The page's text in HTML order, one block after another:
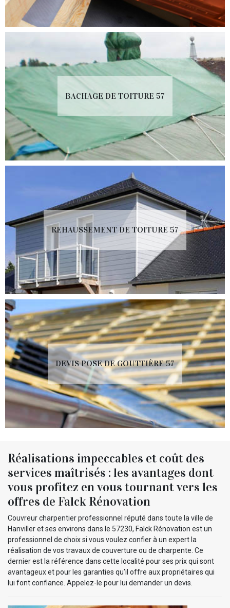
BACHAGE DE TOITURE 57
REHAUSSEMENT DE TOITURE 57
DEVIS POSE DE GOUTTIÈRE 57
Réalisations impeccables et coût des
services maîtrisés : les avantages dont
vous profitez en vous tournant vers les
offres de Falck Rénovation
Couvreur charpentier professionnel réputé dans toute la ville de
Hanviller et ses environs dans le 57230, Falck Rénovation est un
professionnel de choix si vous voulez confier à un expert la
réalisation de vos travaux de couverture ou de charpente. Ce
dernier est la référence dans cette localité pour ses prix qui sont
avantageux et pour les garanties qu’il offre aux propriétaires qui
lui font confiance. Appelez-le pour lui demander un devis.